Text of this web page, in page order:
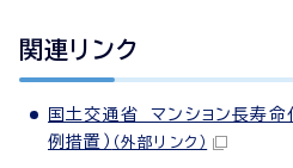
関連リンク
国土交通省 マンション長寿命
例措置） （外部リンク）